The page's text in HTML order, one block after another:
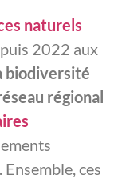
naturels
2022 aux
biodiversité
régional
ces